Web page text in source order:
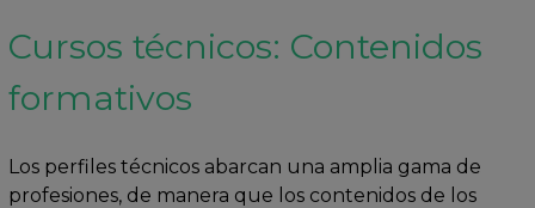
Cursos técnicos: Contenidos
formativos
Los perfiles técnicos abarcan una amplia gama de
profesiones, de manera que los contenidos de los